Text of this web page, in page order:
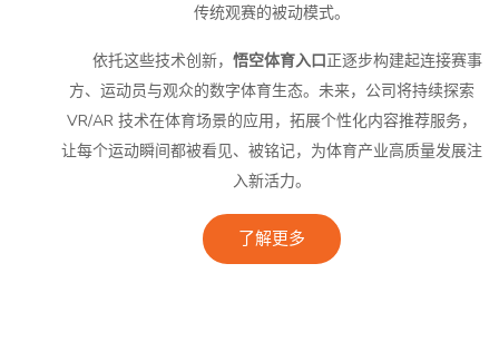
传统观赛的被动模式。
依托这些技术创新， 悟空体育入口正逐步构建起连接赛事
方、运动员与观众的数字体育生态。未来，公司将持续探索
VR/AR 技术在体育场景的应用，拓展个性化内容推荐服务，
让每个运动瞬间都被看见、被铭记，为体育产业高质量发展注
入新活力。
了解更多